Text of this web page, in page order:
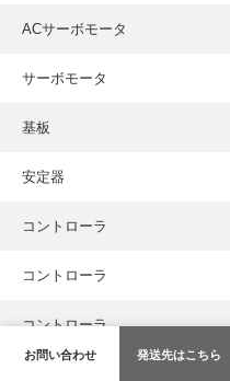
お問い合わせ 発送先はこちら
ACサーボモータ
サーボモータ
基板
安定器
コントローラ
コントローラ
コントローラ